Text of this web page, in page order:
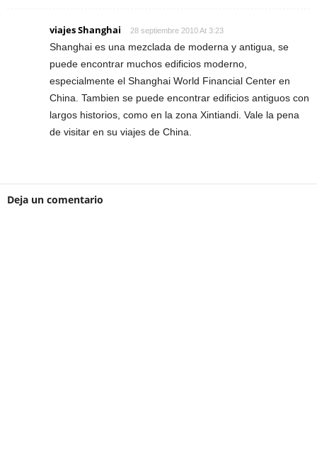
viajes Shanghai 28 septiembre 2010 At 3:23
Shanghai es una mezclada de moderna y antigua, se
puede encontrar muchos edificios moderno,
especialmente el Shanghai World Financial Center en
China. Tambien se puede encontrar edificios antiguos con
largos historios, como en la zona Xintiandi. Vale la pena
de visitar en su viajes de China.
Deja un comentario